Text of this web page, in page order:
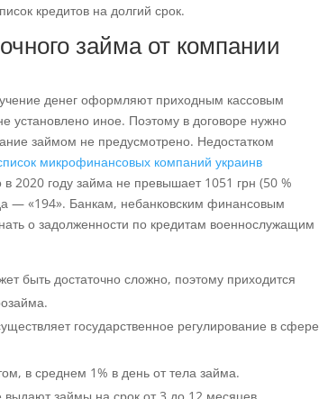
кредитов на долгий срок.
займа от компании
денег оформляют приходным кассовым
установлено иное. Поэтому в договоре нужно
займом не предусмотрено. Недостатком
микрофинансовых компаний украинв
2020 году займа не превышает 1051 грн (50 %
— «194». Банкам, небанковским финансовым
о задолженности по кредитам военнослужащим
быть достаточно сложно, поэтому приходится
государственное регулирование в сфере
в среднем 1% в день от тела займа.